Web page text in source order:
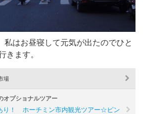
私はお昼寝して元気が出たのでひと
きます。
場
オプショナルツアー
り！ ホーチミン市内観光ツアー☆ピン